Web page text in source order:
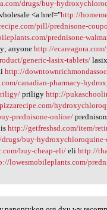
drugs/buy-
<a href="http://
pill/prednisone-
prednisone-
anyonehttp://
generic-lasix-tablets/
http://
canadian-pharmacy-
priligyhttp://
prednisone-online/
http://getfreshsd.com/item/
drugs/buy-
buy-cheap-eli/ elihttp://
lowesmobileplants.com/